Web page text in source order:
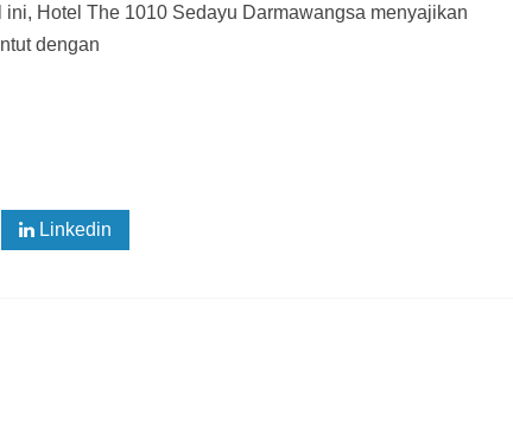
Hotel The 1010 Sedayu Darmawangsa menyajikan
dengan
Linkedin